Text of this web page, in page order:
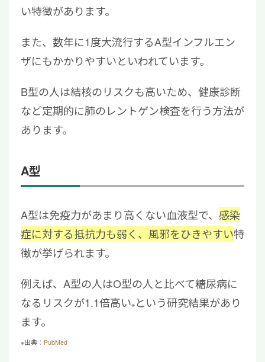
い特徴があります。
また、数年に1度大流行するA型インフルエン
ザにもかかりやすいといわれています。
B型の人は結核のリスクも高いため、健康診断
など定期的に肺のレントゲン検査を行う方法が
あります。
A型
A型は免疫力があまり高くない血液型で、 感染
症に対する抵抗力も弱く、風邪をひきやすい特
徴が挙げられます。
例えば、A型の人はO型の人と比べて糖尿病に
なるリスクが1.1倍高い※ という研究結果があり
ます。
※出典： PubMed